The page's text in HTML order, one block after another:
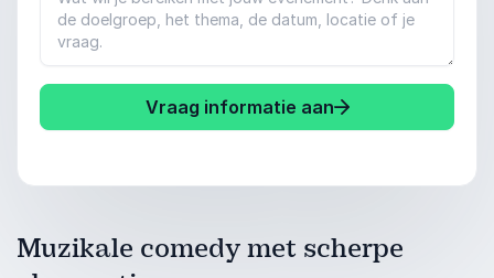
Vraag informatie aan
Muzikale comedy met scherpe